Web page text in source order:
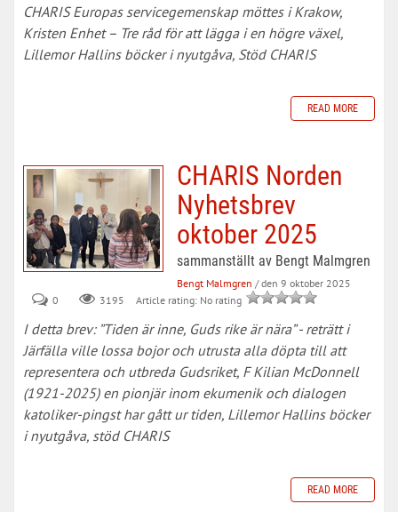
CHARIS Europas servicegemenskap möttes i Krakow,
Kristen Enhet – Tre råd för att lägga i en högre växel,
Lillemor Hallins böcker i nyutgåva, Stöd CHARIS
READ MORE
CHARIS Norden
Nyhetsbrev
oktober 2025
sammanställt av Bengt Malmgren
Bengt Malmgren / den 9 oktober 2025
0
3195 Article rating: No rating
I detta brev: ”Tiden är inne, Guds rike är nära” - reträtt i
Järfälla ville lossa bojor och utrusta alla döpta till att
representera och utbreda Gudsriket, F Kilian McDonnell
(1921-2025) en pionjär inom ekumenik och dialogen
katoliker-pingst har gått ur tiden, Lillemor Hallins böcker
i nyutgåva, stöd CHARIS
READ MORE